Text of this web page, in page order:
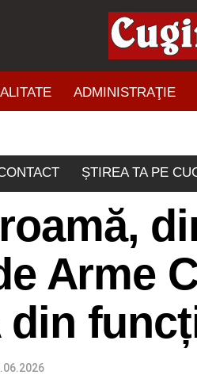
ADMINISTRAŢIE
ȘTIREA TA PE
Arme
din